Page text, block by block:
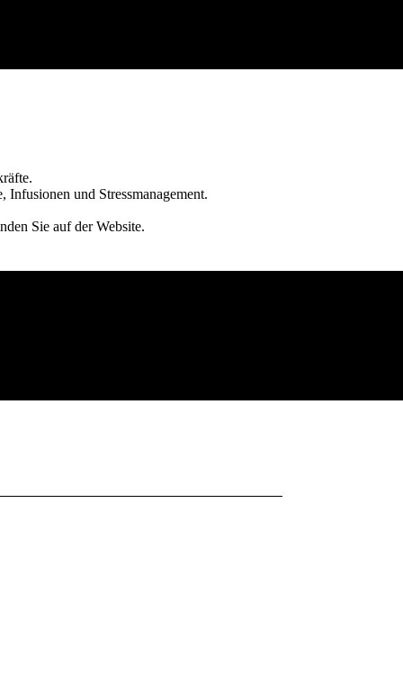
und Stressmanagement.
Sie auf der Website.